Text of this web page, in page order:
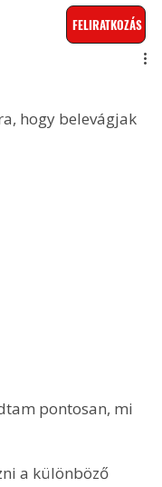
FELIRATKOZÁS
hogy belevágjak
pontosan, mi
a különböző